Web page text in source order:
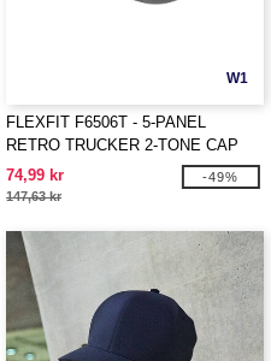
W1
FLEXFIT F6506T - 5-PANEL
RETRO TRUCKER 2-TONE CAP
74,99 kr
147,63 kr
-49%